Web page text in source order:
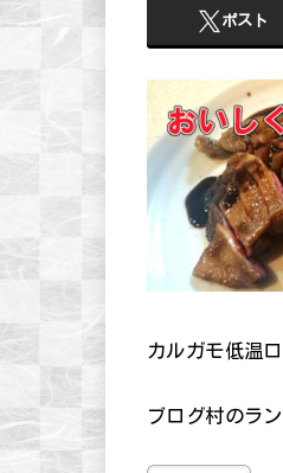
ポスト
カルガモ低温
ブログ村のラ